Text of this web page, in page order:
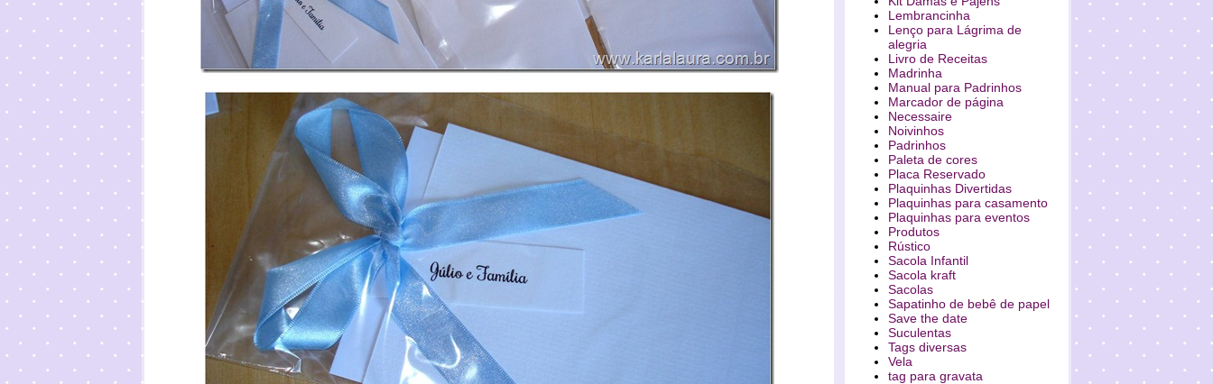
Lembrancinha
Lenço para Lágrima de
alegria
Livro de Receitas
Madrinha
Manual para Padrinhos
Marcador de página
Necessaire
Noivinhos
Padrinhos
Paleta de cores
Placa Reservado
Plaquinhas Divertidas
Plaquinhas para casamento
Plaquinhas para eventos
Produtos
Rústico
Sacola Infantil
Sacola kraft
Sacolas
Sapatinho de bebê de papel
Save the date
Suculentas
Tags diversas
Vela
tag para gravata